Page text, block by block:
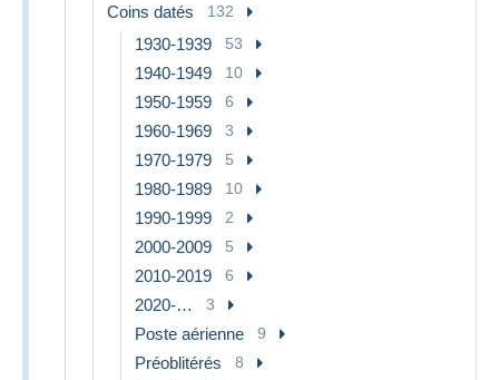
Coins datés 132
1930-1939 53
1940-1949 10
1950-1959 6
1960-1969 3
1970-1979 5
1980-1989 10
1990-1999 2
2000-2009 5
2010-2019 6
2020-… 3
Poste aérienne 9
Préoblitérés 8